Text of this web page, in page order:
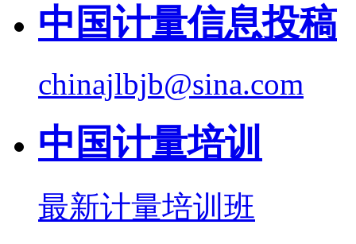
中国计量信息投稿
chinajlbjb@sina.com
中国计量培训
最新计量培训班